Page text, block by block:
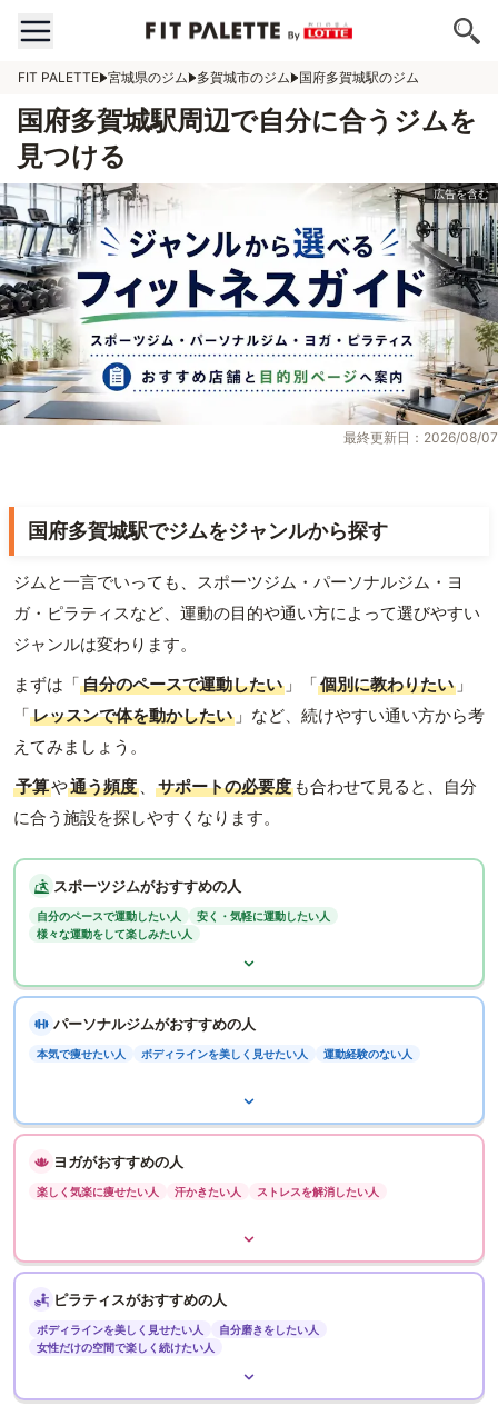
FIT PALETTE 宮城県のジム 多賀城市のジム 国府多賀城駅のジム
国府多賀城駅周辺で自分に合うジムを
見つける
最終更新日：2026/08/07
国府多賀城駅でジムをジャンルから探す
ジムと一言でいっても、スポーツジム・パーソナルジム・ヨ
ガ・ピラティスなど、運動の目的や通い方によって選びやすい
ジャンルは変わります。
まずは「自分のペースで運動したい 」「個別に教わりたい 」
「レッスンで体を動かしたい 」など、続けやすい通い方から考
えてみましょう。
予算や通う頻度 、 サポートの必要度 も合わせて見ると、自分
に合う施設を探しやすくなります。
スポーツジムがおすすめの人
自分のペースで運動したい人
安く・気軽に運動したい人
様々な運動をして楽しみたい人
パーソナルジムがおすすめの人
本気で痩せたい人 ボディラインを美しく見せたい人 運動経験のない人
ヨガがおすすめの人
楽しく気楽に痩せたい人 汗かきたい人 ストレスを解消したい人
ピラティスがおすすめの人
ボディラインを美しく見せたい人
自分磨きをしたい人
女性だけの空間で楽しく続けたい人